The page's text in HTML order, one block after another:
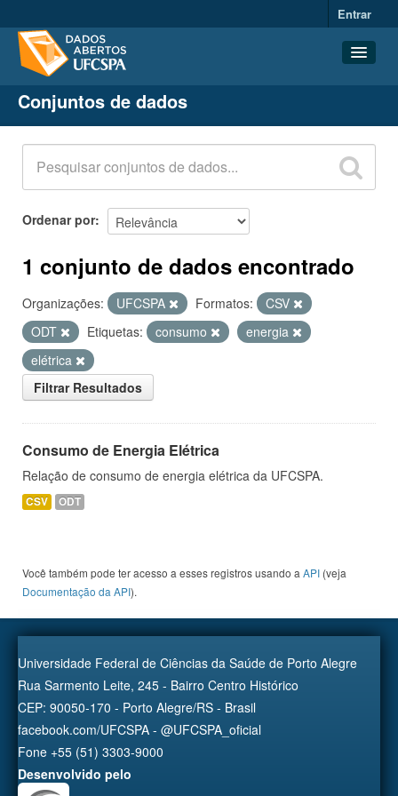
Entrar
Conjuntos de dados
Organizações
Grupos
Sobre
Conjuntos de dados
Ordenar por
1 conjunto de dados encontrado
Organizações: UFCSPA Formatos:
CSV
ODT
Etiquetas: consumo
energia
elétrica
Filtrar Resultados
Consumo de Energia Elétrica
Relação de consumo de energia elétrica da UFCSPA.
CSV ODT
Você também pode ter acesso a esses registros usando a API (veja
Documentação da API).
Universidade Federal de Ciências da Saúde de Porto Alegre
Rua Sarmento Leite, 245 - Bairro Centro Histórico
CEP: 90050-170 - Porto Alegre/RS - Brasil
facebook.com/UFCSPA - @UFCSPA_oficial
Fone +55 (51) 3303-9000
Desenvolvido pelo